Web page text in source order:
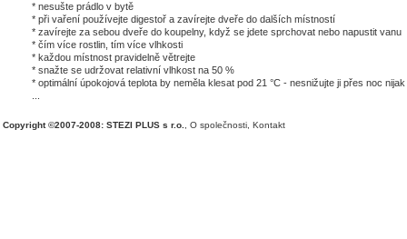
* nesušte prádlo v bytě
* při vaření používejte digestoř a zavírejte dveře do dalších místností
* zavírejte za sebou dveře do koupelny, když se jdete sprchovat nebo napustit vanu
* čím více rostlin, tím více vlhkosti
* každou místnost pravidelně větrejte
* snažte se udržovat relativní vlhkost na 50 %
* optimální úpokojová teplota by neměla klesat pod 21 °C - nesnižujte ji přes noc nijak
Copyright ©2007-2008: STEZI PLUS s r.o. O společnosti Kontakt